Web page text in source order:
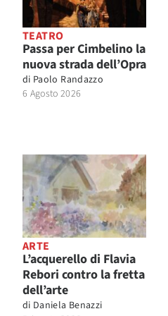
TEATRO
Passa per Cimbelino la
nuova strada dell’Opra
di Paolo Randazzo
6 Agosto 2026
ARTE
L’acquerello di Flavia
Rebori contro la fretta
dell’arte
di Daniela Benazzi